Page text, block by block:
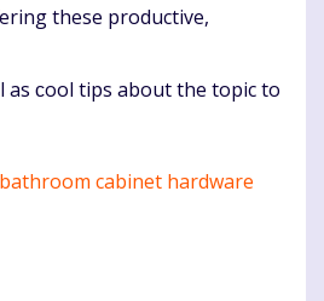
these productive,
as ϲool tips about the topic to
bathroom cabinet hardware